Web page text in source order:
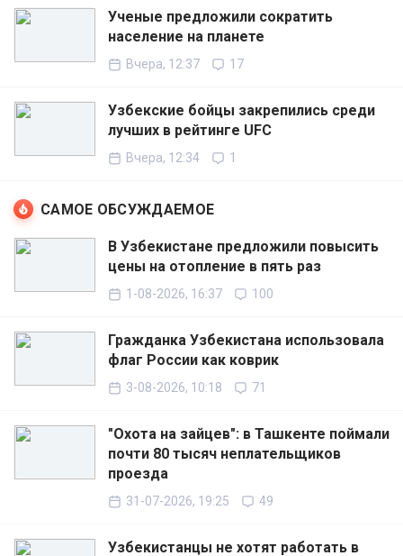
Ученые предложили сократить
население на планете
Вчера, 12:37 17
Узбекские бойцы закрепились среди
лучших в рейтинге UFC
Вчера, 12:34 1
САМОЕ ОБСУЖДАЕМОЕ
В Узбекистане предложили повысить
цены на отопление в пять раз
1-08-2026, 16:37 100
Гражданка Узбекистана использовала
флаг России как коврик
3-08-2026, 10:18 71
"Охота на зайцев": в Ташкенте поймали
почти 80 тысяч неплательщиков
проезда
31-07-2026, 19:25 49
Узбекистанцы не хотят работать в